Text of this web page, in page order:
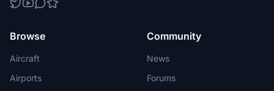
Browse
Aircraft
Airports
Community
News
Forums